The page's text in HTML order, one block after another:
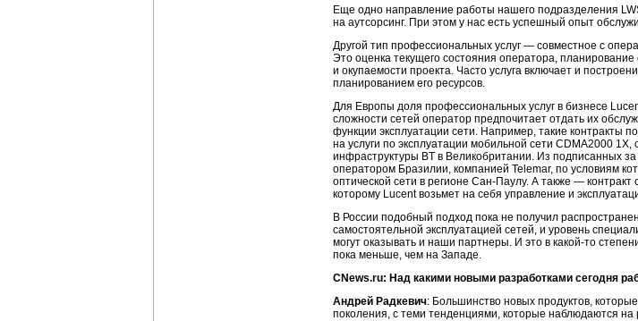
Еще одно направление работы нашего подразделения
на аутсорсинг. При этом у нас есть успешный опыт
Другой тип профессиональных услуг — совместное с
Это оценка текущего состояния оператора,
и окупаемости проекта. Часто услуга включает и
планированием его ресурсов.
Для Европы доля профессиональных услуг в бизнесе
сложности сетей оператор предпочитает отдать их
функции эксплуатации сети. Например, такие контракты
на услуги по эксплуатации мобильной сети CDMA2000
инфраструктуры BT в Великобритании. Из подписанных
оператором Бразилии, компанией Telemar, по условиям
оптической сети в регионе Сан-Паулу. А также — контракт
которому Lucent возьмет на себя управление и
В России подобный подход пока не получил
самостоятельной эксплуатацией сетей, и уровень
могут оказывать и наши партнеры. И это в какой-то
пока меньше, чем на Западе.
CNews.ru: Над какими новыми разработками сегодня
Андрей Радкевич: Большинство новых продуктов,
поколения, с теми тенденциями, которые наблюдаются на